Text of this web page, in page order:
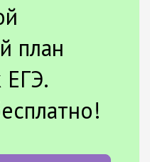
план
ЕГЭ.